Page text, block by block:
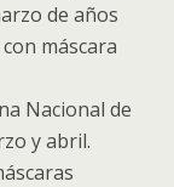
de años
máscara
Nacional de
y abril.